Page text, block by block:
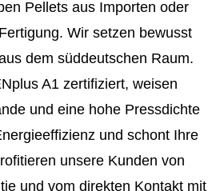
Pellets aus Importen oder
Wir setzen bewusst
dem süddeutschen Raum.
A1 zertifiziert, weisen
und eine hohe Pressdichte
und schont Ihre
unsere Kunden von
und vom direkten Kontakt mit